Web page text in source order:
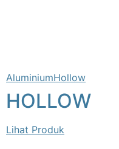
AluminiumHollow
HOLLOW
Lihat Produk